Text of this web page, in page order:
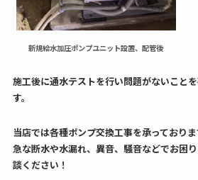
新規給水加圧ポンプユニット設置、配管後
施工後に通水テストを行い問題がないこと
す。
当店では各種ポンプ交換工事を承っておりま
急な断水や水漏れ、異音、騒音などでお困
談ください！